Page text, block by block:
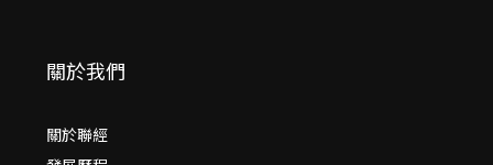
關於我們
關於聯經